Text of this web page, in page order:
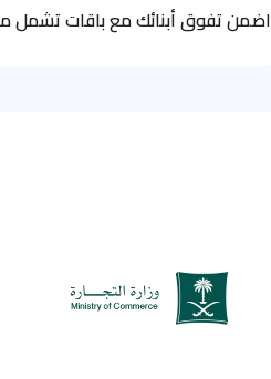
اضمن تفوق أبنائك مع باقات تشمل